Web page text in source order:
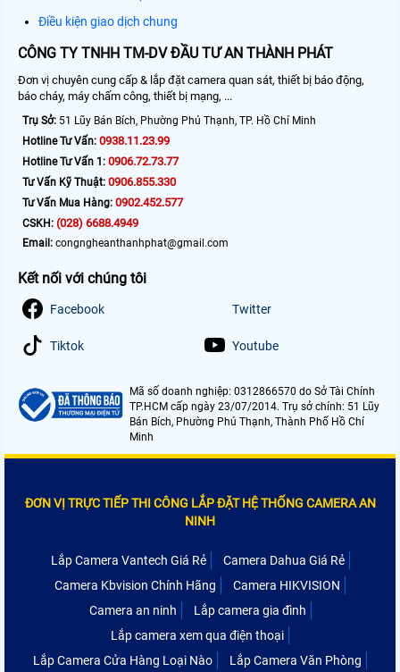
Điều kiện giao dịch chung
CÔNG TY TNHH TM-DV ĐẦU TƯ AN THÀNH PHÁT
Đơn vị chuyên cung cấp & lắp đặt camera quan sát, thiết bị báo động,
báo cháy, máy chấm công, thiết bị mạng, ...
Trụ Sở: 51 Lũy Bán Bích, Phường Phú Thạnh, TP. Hồ Chí Minh
Hotline Tư Vấn: 0938.11.23.99
Hotline Tư Vấn 1: 0906.72.73.77
Tư Vấn Kỹ Thuật: 0906.855.330
Tư Vấn Mua Hàng: 0902.452.577
CSKH: (028) 6688.4949
Email: congngheanthanhphat@gmail.com
Kết nối với chúng tôi
Facebook Twitter
Tiktok Youtube
Mã số doanh nghiệp: 0312866570 do Sở Tài Chính
TP.HCM cấp ngày 23/07/2014. Trụ sở chính: 51 Lũy
Bán Bích, Phường Phú Thạnh, Thành Phố Hồ Chí
Minh
ĐƠN VỊ TRỰC TIẾP THI CÔNG LẮP ĐẶT HỆ THỐNG CAMERA AN
NINH
Lắp Camera Vantech Giá Rẻ
Camera Dahua Giá Rẻ
Camera Kbvision Chính Hãng
Camera HIKVISION
Camera an ninh
Lắp camera gia đình
Lắp camera xem qua điện thoại
Lắp Camera Cửa Hàng Loại Nào
Lắp Camera Văn Phòng